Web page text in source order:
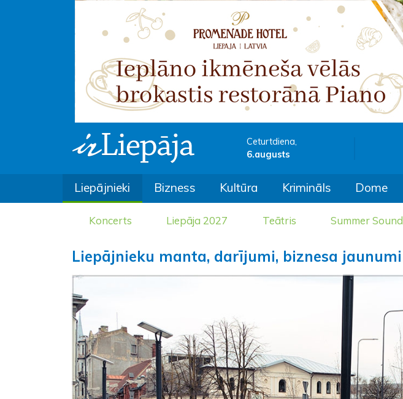
Ceturtdiena,
6.augusts
Liepājnieki Bizness Kultūra Krimināls Dome
Koncerts Liepāja 2027 Teātris Summer Sound
Liepājnieku manta, darījumi, biznesa jaunumi